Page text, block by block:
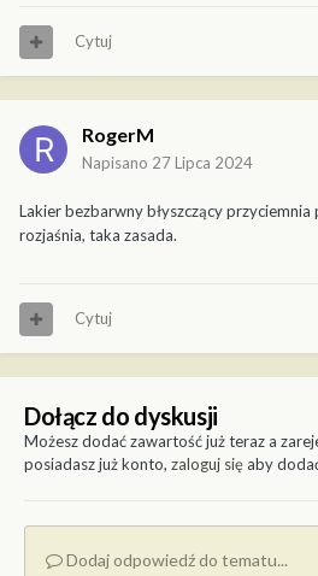
Cytuj
RogerM
Napisano 27 Lipca 2024
Lakier bezbarwny błyszczący
rozjaśnia, taka zasada.
Cytuj
Dołącz do dyskusji
Możesz dodać zawartość już teraz a
posiadasz już konto, zaloguj sięaby
Dodaj odpowiedź do tematu...